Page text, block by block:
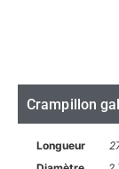
Crampillon
Longueur